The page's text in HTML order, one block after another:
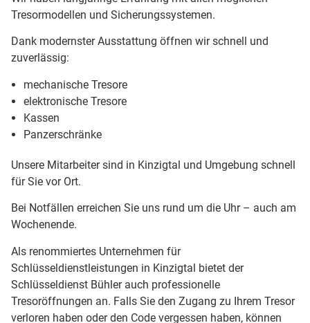
Tresormodellen und Sicherungssystemen.
Dank modernster Ausstattung öffnen wir schnell und
zuverlässig:
mechanische Tresore
elektronische Tresore
Kassen
Panzerschränke
Unsere Mitarbeiter sind in Kinzigtal und Umgebung schnell
für Sie vor Ort.
Bei Notfällen erreichen Sie uns rund um die Uhr – auch am
Wochenende.
Als renommiertes Unternehmen für
Schlüsseldienstleistungen in Kinzigtal bietet der
Schlüsseldienst Bühler auch professionelle
Tresoröffnungen an. Falls Sie den Zugang zu Ihrem Tresor
verloren haben oder den Code vergessen haben, können